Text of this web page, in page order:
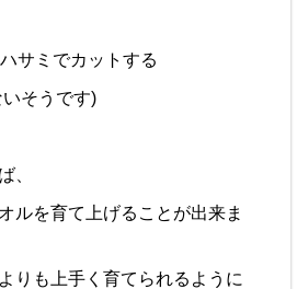
サミでカットする
そうです)
、
ルを育て上げることが出来ま
りも上手く育てられるように